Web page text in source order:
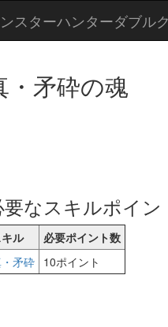
スターハンターダブル
・矛砕の魂
要なスキルポイン
ル
必要ポイント数
矛砕 10ポイント